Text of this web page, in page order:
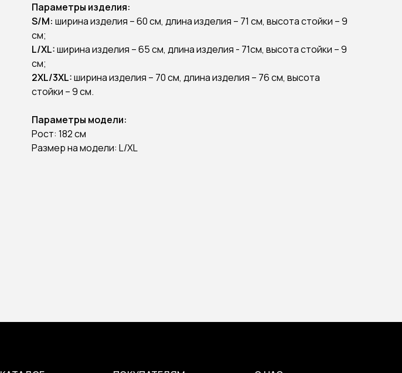
Параметры изделия:
S/М: ширина изделия – 60 см, длина изделия – 71 см, высота стойки – 9
см;
L/XL:ширина изделия – 65 см, длина изделия - 71см, высота стойки – 9
см;
2XL/3XL:ширина изделия – 70 см, длина изделия – 76 см, высота
стойки – 9 см.
Параметры модели:
Рост: 182 см
Размер на модели: L/XL